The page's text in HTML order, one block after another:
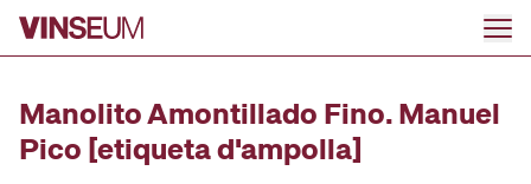
Ir al contenido
Manolito Amontillado Fino. Manuel
Pico [etiqueta d'ampolla]